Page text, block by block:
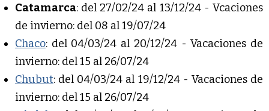
Catamarca: del 27/02/24 al 13/12/24 - Vcaciones
de invierno: del 08 al 19/07/24
Chaco: del 04/03/24 al 20/12/24 - Vacaciones de
invierno: del 15 al 26/07/24
Chubut: del 04/03/24 al 19/12/24 - Vacaciones de
invierno: del 15 al 26/07/24